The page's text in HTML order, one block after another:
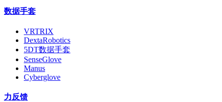
数据手套
VRTRIX
DextaRobotics
5DT数据手套
SenseGlove
Manus
Cyberglove
力反馈